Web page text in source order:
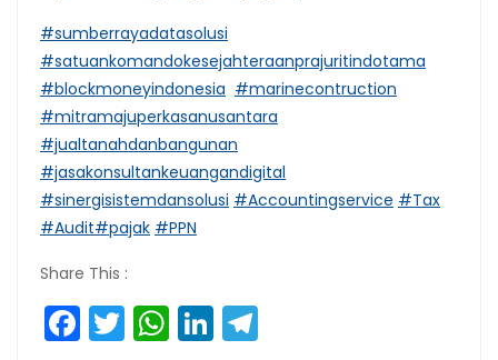
#sumberrayadatasolusi
#satuankomandokesejahteraanprajuritindotama
#blockmoneyindonesia #marinecontruction
#mitramajuperkasanusantara
#jualtanahdanbangunan
#jasakonsultankeuangandigital
#sinergisistemdansolusi #Accountingservice #Tax
#Audit#pajak #PPN
Share This :
Facebook
Twitter
WhatsApp
LinkedIn